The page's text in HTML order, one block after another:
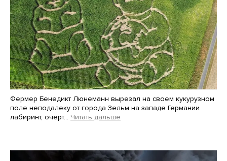
Фермер Бенедикт Люнеманн вырезал на своем кукурузном
поле неподалеку от города Зельм на западе Германии
лабиринт, очерт… Читать дальше